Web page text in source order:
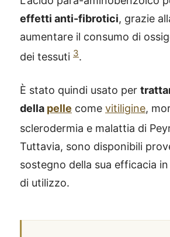
effetti anti-fibrotici, grazie
aumentare il consumo di
dei tessuti 3.
È stato quindi usato per
della pelle come vitiligine,
sclerodermia e malattia di
Tuttavia, sono disponibili
sostegno della sua efficacia
di utilizzo.